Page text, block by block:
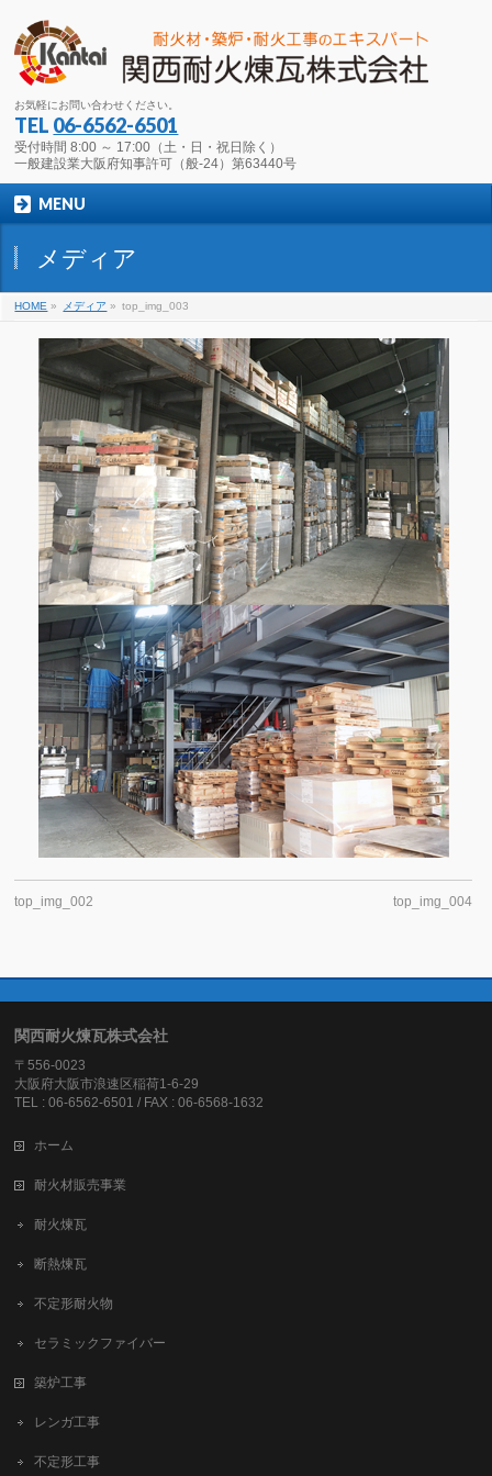
お気軽にお問い合わせください。
TEL 06-6562-6501
受付時間 8:00 ～ 17:00（土・日・祝日除く）
一般建設業大阪府知事許可（般-24）第63440号
MENU
メディア
HOME » メディア » top_img_003
top_img_002 top_img_004
関西耐火煉瓦株式会社
〒556-0023
大阪府大阪市浪速区稲荷1-6-29
TEL : 06-6562-6501 / FAX : 06-6568-1632
ホーム
耐火材販売事業
耐火煉瓦
断熱煉瓦
不定形耐火物
セラミックファイバー
築炉工事
レンガ工事
不定形工事